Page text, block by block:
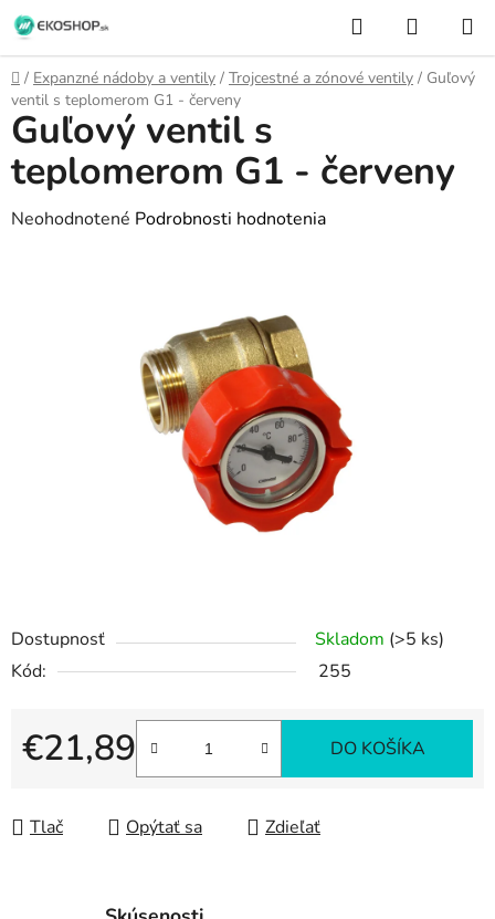
Prejsť
na
obsah
Hľadať
KOŠÍK
Domov
/ Expanzné nádoby a ventily / Trojcestné a zónové ventily / Guľový
ventil s teplomerom G1 - červeny
Dostupnosť Skladom (>5 ks)
Kód:
255
€21,89
Jednotková cena:
DO KOŠÍKA
Tlač Opýtať sa Zdieľať
Guľový ventil s
teplomerom G1 - červeny
Priemerné
Neohodnotené Podrobnosti hodnotenia